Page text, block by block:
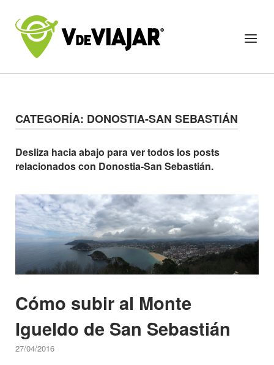
content
Home
Menu
CATEGORÍA: DONOSTIA-SAN SEBASTIÁN
Desliza hacia abajo para ver todos los posts
relacionados con Donostia-San Sebastián.
Open post
Cómo subir al Monte
Igueldo de San Sebastián
27/04/2016